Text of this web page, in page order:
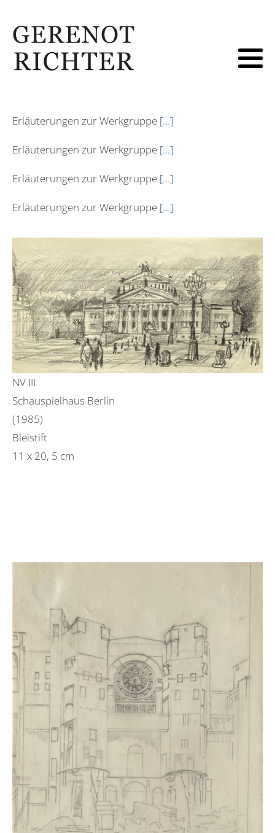
Erläuterungen zur Werkgruppe […]
Erläuterungen zur Werkgruppe […]
Erläuterungen zur Werkgruppe […]
Erläuterungen zur Werkgruppe […]
NV III
Schauspielhaus Berlin
(1985)
Bleistift
11 x 20, 5 cm